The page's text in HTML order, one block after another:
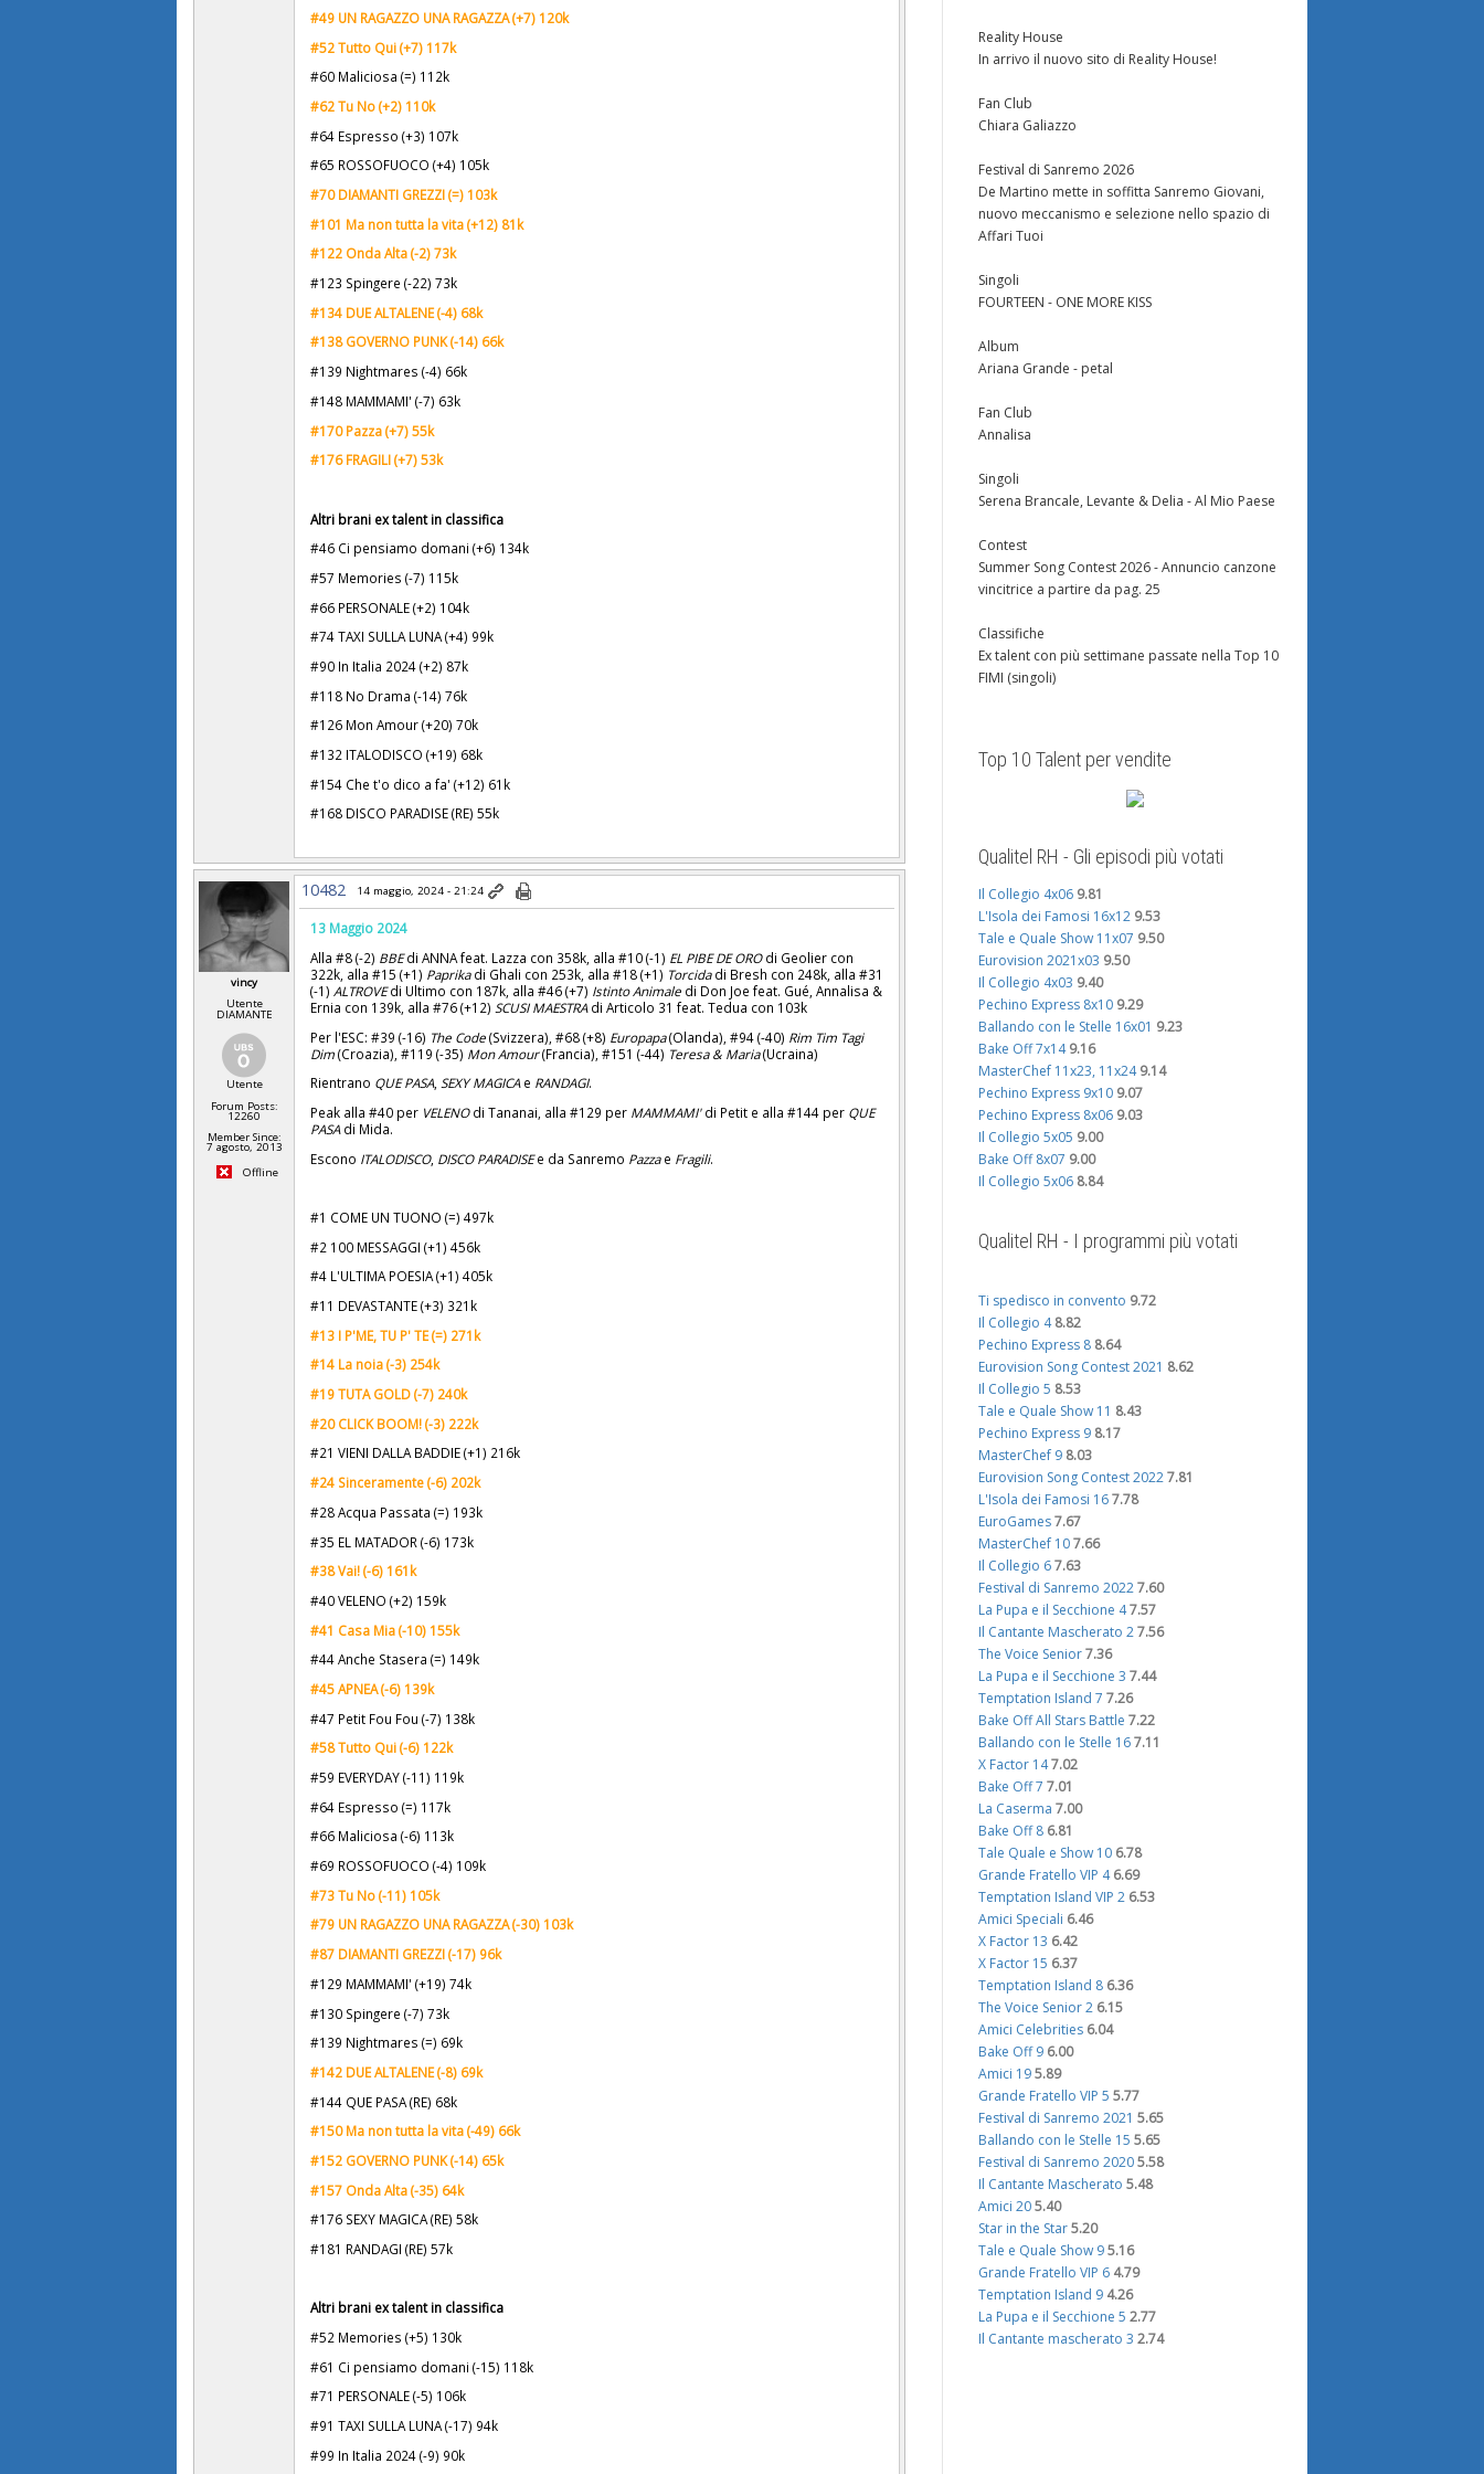
#49 UN RAGAZZO UNA RAGAZZA (+7) 120k
#52 Tutto Qui (+7) 117k
#60 Maliciosa (=) 112k
#62 Tu No (+2) 110k
#64 Espresso (+3) 107k
#65 ROSSOFUOCO (+4) 105k
#70 DIAMANTI GREZZI (=) 103k
#101 Ma non tutta la vita (+12) 81k
#122 Onda Alta (-2) 73k
#123 Spingere (-22) 73k
#134 DUE ALTALENE (-4) 68k
#138 GOVERNO PUNK (-14) 66k
#139 Nightmares (-4) 66k
#148 MAMMAMI' (-7) 63k
#170 Pazza (+7) 55k
#176 FRAGILI (+7) 53k
Altri brani ex talent in classifica
#46 Ci pensiamo domani (+6) 134k
#57 Memories (-7) 115k
#66 PERSONALE (+2) 104k
#74 TAXI SULLA LUNA (+4) 99k
#90 In Italia 2024 (+2) 87k
#118 No Drama (-14) 76k
#126 Mon Amour (+20) 70k
#132 ITALODISCO (+19) 68k
#154 Che t'o dico a fa' (+12) 61k
#168 DISCO PARADISE (RE) 55k
vincy
Utente
DIAMANTE
Utente
Forum Posts:
12260
Member Since:
7 agosto, 2013
Offline
10482 14 maggio, 2024 - 21:24
13 Maggio 2024
Alla #8 (-2) BBEdi ANNA feat. Lazza con 358k, alla #10 (-1) EL PIBE DE OROdi Geolier con
322k, alla #15 (+1) Paprikadi Ghali con 253k, alla #18 (+1) Torcidadi Bresh con 248k, alla #31
(-1)ALTROVEdi Ultimo con 187k, alla #46 (+7) Istinto Animale di Don Joe feat. Gué, Annalisa &
Ernia con 139k, alla #76 (+12) SCUSI MAESTRAdi Articolo 31 feat. Tedua con 103k
Per l'ESC: #39 (-16) The Code(Svizzera), #68 (+8) Europapa(Olanda), #94 (-40) Rim Tim Tagi
Dim(Croazia), #119 (-35) Mon Amour(Francia), #151 (-44) Teresa & Maria(Ucraina)
Rientrano QUE PASA,SEXY MAGICAe RANDAGI.
Peak alla #40 per VELENOdi Tananai, alla #129 per MAMMAMI'di Petit e alla #144 per QUE
PASAdi Mida.
Escono ITALODISCO, DISCO PARADISEe da Sanremo Pazzae Fragili.
#1 COME UN TUONO (=) 497k
#2 100 MESSAGGI (+1) 456k
#4 L'ULTIMA POESIA (+1) 405k
#11 DEVASTANTE (+3) 321k
#13 I P'ME, TU P' TE (=) 271k
#14 La noia (-3) 254k
#19 TUTA GOLD (-7) 240k
#20 CLICK BOOM! (-3) 222k
#21 VIENI DALLA BADDIE (+1) 216k
#24 Sinceramente (-6) 202k
#28 Acqua Passata (=) 193k
#35 EL MATADOR (-6) 173k
#38 Vai! (-6) 161k
#40 VELENO (+2) 159k
#41 Casa Mia (-10) 155k
#44 Anche Stasera (=) 149k
#45 APNEA (-6) 139k
#47 Petit Fou Fou (-7) 138k
#58 Tutto Qui (-6) 122k
#59 EVERYDAY (-11) 119k
#64 Espresso (=) 117k
#66 Maliciosa (-6) 113k
#69 ROSSOFUOCO (-4) 109k
#73 Tu No (-11) 105k
#79 UN RAGAZZO UNA RAGAZZA (-30) 103k
#87 DIAMANTI GREZZI (-17) 96k
#129 MAMMAMI' (+19) 74k
#130 Spingere (-7) 73k
#139 Nightmares (=) 69k
#142 DUE ALTALENE (-8) 69k
#144 QUE PASA (RE) 68k
#150 Ma non tutta la vita (-49) 66k
#152 GOVERNO PUNK (-14) 65k
#157 Onda Alta (-35) 64k
#176 SEXY MAGICA (RE) 58k
#181 RANDAGI (RE) 57k
Altri brani ex talent in classifica
#52 Memories (+5) 130k
#61 Ci pensiamo domani (-15) 118k
#71 PERSONALE (-5) 106k
#91 TAXI SULLA LUNA (-17) 94k
#99 In Italia 2024 (-9) 90k
Reality House
In arrivo il nuovo sito di Reality House!
Fan Club
Chiara Galiazzo
Festival di Sanremo 2026
De Martino mette in soffitta Sanremo Giovani,
nuovo meccanismo e selezione nello spazio di
Affari Tuoi
Singoli
FOURTEEN - ONE MORE KISS
Album
Ariana Grande - petal
Fan Club
Annalisa
Singoli
Serena Brancale, Levante & Delia - Al Mio Paese
Contest
Summer Song Contest 2026 - Annuncio canzone
vincitrice a partire da pag. 25
Classifiche
Ex talent con più settimane passate nella Top 10
FIMI (singoli)
Top 10 Talent per vendite
Qualitel RH - Gli episodi più votati
Il Collegio 4x06 9.81
L'Isola dei Famosi 16x12 9.53
Tale e Quale Show 11x07 9.50
Eurovision 2021x03 9.50
Il Collegio 4x03 9.40
Pechino Express 8x10 9.29
Ballando con le Stelle 16x01 9.23
Bake Off 7x14 9.16
MasterChef 11x23, 11x24 9.14
Pechino Express 9x10 9.07
Pechino Express 8x06 9.03
Il Collegio 5x05 9.00
Bake Off 8x07 9.00
Il Collegio 5x06 8.84
Qualitel RH - I programmi più votati
Ti spedisco in convento 9.72
Il Collegio 4 8.82
Pechino Express 8 8.64
Eurovision Song Contest 2021 8.62
Il Collegio 5 8.53
Tale e Quale Show 11 8.43
Pechino Express 9 8.17
MasterChef 9 8.03
Eurovision Song Contest 2022 7.81
L'Isola dei Famosi 16 7.78
EuroGames 7.67
MasterChef 10 7.66
Il Collegio 6 7.63
Festival di Sanremo 2022 7.60
La Pupa e il Secchione 47.57
Il Cantante Mascherato 2 7.56
The Voice Senior 7.36
La Pupa e il Secchione 3 7.44
Temptation Island 7 7.26
Bake Off All Stars Battle 7.22
Ballando con le Stelle 16 7.11
X Factor 147.02
Bake Off 7 7.01
La Caserma 7.00
Bake Off 8 6.81
Tale Quale e Show 10 6.78
Grande Fratello VIP 4 6.69
Temptation Island VIP 2 6.53
Amici Speciali 6.46
X Factor 13 6.42
X Factor 15 6.37
Temptation Island 8 6.36
The Voice Senior 2 6.15
Amici Celebrities 6.04
Bake Off 9 6.00
Amici 19 5.89
Grande Fratello VIP 5 5.77
Festival di Sanremo 2021 5.65
Ballando con le Stelle 15 5.65
Festival di Sanremo 2020 5.58
Il Cantante Mascherato 5.48
Amici 20 5.40
Star in the Star 5.20
Tale e Quale Show 9 5.16
Grande Fratello VIP 6 4.79
Temptation Island 9 4.26
La Pupa e il Secchione 5 2.77
Il Cantante mascherato 3 2.74